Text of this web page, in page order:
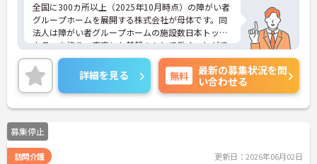
全国に300カ所以上（2025年10月時点）の障がい者
グループホームを展開する株式会社が母体です。同
法人は障がい者グループホームの施設数日本トップ
クラスを誇り、安定した基盤のもとで働くことがで
きます。 週2日～、勤務時間は調整可能、平日のみ
の勤務もご相談いただけます。子育て中の方も多数
活躍されているなど、ライフスタイルに合わせた柔
軟な働き方が実現できる環境です。20代から60代ま
で幅広い年代のスタッフが在籍しており、風通しの
良い職場です。キャリアアップを目指す方には、正
社員登用制度も用意されています。資格を活かし、
ワークライフバランスを大切にしながら長期的にキ
ャリアを築きたい方におすすめです。 ご興味のある
詳細を見る 無料
最新の募集状況を問
い合わせる
募集停止
訪問介護 更新日：2026年06月02日